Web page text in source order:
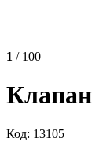
1 / 100
Клапан
Код: 13105